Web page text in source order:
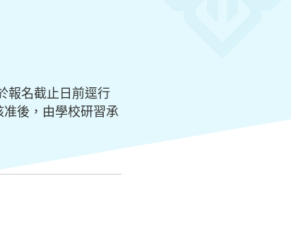
報名截止日前逕行
後，由學校研習承